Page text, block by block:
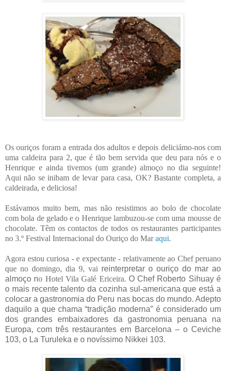
Os ouriços foram a entrada dos adultos e depois deliciámo-nos com
uma caldeira para 2, que é tão bem servida que deu para nós e o
Henrique e ainda tivemos (um grande) almoço no dia seguinte!
Aqui não se inibam de levar para casa, OK? Bastante completa, a
caldeirada, e deliciosa!
Estávamos muito bem, mas não resistimos ao bolo de chocolate
com bola de gelado e o Henrique lambuzou-se com uma mousse de
chocolate. Têm os contactos de todos os restaurantes participantes
no 3.º Festival Internacional do Ouriço do Maraqui.
Agora estou curiosa - e expectante - relativamente ao Chef peruano
que no domingo, dia 9, vai reinterpretar o ouriço do mar ao
almoço no Hotel Vila Galé Ericeira. O Chef Roberto Sihuay é
o mais recente talento da cozinha sul-americana que está a
colocar a gastronomia do Peru nas bocas do mundo. Adepto
daquilo a que chama “tradição moderna” é considerado um
dos grandes embaixadores da gastronomia peruana na
Europa, com três restaurantes em Barcelona – o Ceviche
103, o La Turuleka e o novíssimo Nikkei 103.